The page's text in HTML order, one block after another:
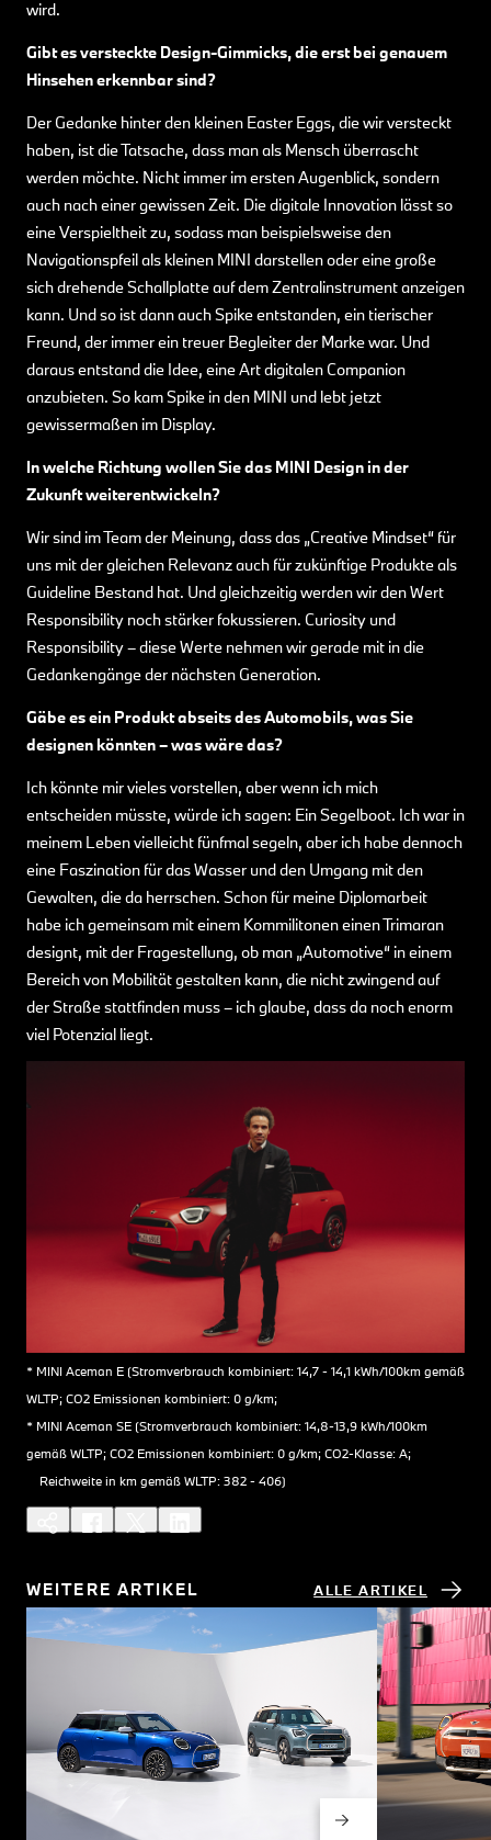
wird.
Gibt es versteckte Design-Gimmicks, die erst bei genauem
Hinsehen erkennbar sind?
Der Gedanke hinter den kleinen Easter Eggs, die wir versteckt
haben, ist die Tatsache, dass man als Mensch überrascht
werden möchte. Nicht immer im ersten Augenblick, sondern
auch nach einer gewissen Zeit. Die digitale Innovation lässt so
eine Verspieltheit zu, sodass man beispielsweise den
Navigationspfeil als kleinen MINI darstellen oder eine große
sich drehende Schallplatte auf dem Zentralinstrument anzeigen
kann. Und so ist dann auch Spike entstanden, ein tierischer
Freund, der immer ein treuer Begleiter der Marke war. Und
daraus entstand die Idee, eine Art digitalen Companion
anzubieten. So kam Spike in den MINI und lebt jetzt
gewissermaßen im Display.
In welche Richtung wollen Sie das MINI Design in der
Zukunft weiterentwickeln?
Wir sind im Team der Meinung, dass das „Creative Mindset“ für
uns mit der gleichen Relevanz auch für zukünftige Produkte als
Guideline Bestand hat. Und gleichzeitig werden wir den Wert
Responsibility noch stärker fokussieren. Curiosity und
Responsibility – diese Werte nehmen wir gerade mit in die
Gedankengänge der nächsten Generation.
Gäbe es ein Produkt abseits des Automobils, was Sie
designen könnten – was wäre das?
Ich könnte mir vieles vorstellen, aber wenn ich mich
entscheiden müsste, würde ich sagen: Ein Segelboot. Ich war in
meinem Leben vielleicht fünfmal segeln, aber ich habe dennoch
eine Faszination für das Wasser und den Umgang mit den
Gewalten, die da herrschen. Schon für meine Diplomarbeit
habe ich gemeinsam mit einem Kommilitonen einen Trimaran
designt, mit der Fragestellung, ob man „Automotive“ in einem
Bereich von Mobilität gestalten kann, die nicht zwingend auf
der Straße stattfinden muss – ich glaube, dass da noch enorm
viel Potenzial liegt.
* MINI Aceman E (Stromverbrauch kombiniert: 14,7 - 14,1 kWh/100km gemäß
WLTP; CO2 Emissionen kombiniert: 0 g/km;
* MINI Aceman SE (Stromverbrauch kombiniert: 14,8-13,9 kWh/100km
gemäß WLTP; CO2 Emissionen kombiniert: 0 g/km; CO2-Klasse: A;
Reichweite in km gemäß WLTP: 382 - 406)
WEITERE ARTIKEL ALLE ARTIKEL